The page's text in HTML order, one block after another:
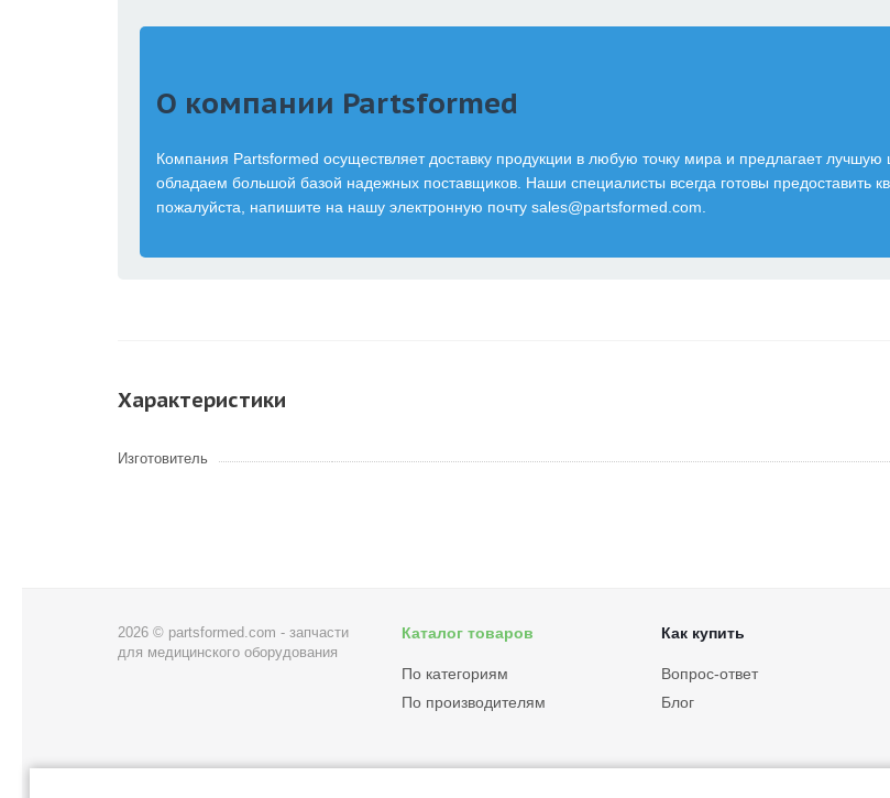
О компании Partsformed
Компания Partsformed осуществляет доставку продукции в любую точку мира и предлагает
обладаем большой базой надежных поставщиков. Наши специалисты всегда готовы предоставить
пожалуйста, напишите на нашу электронную почту sales@partsformed.com
Характеристики
Изготовитель
2026 © partsformed.com - запчасти
для медицинского оборудования
Каталог товаров
По категориям
По производителям
Как купить
Вопрос-ответ
Блог